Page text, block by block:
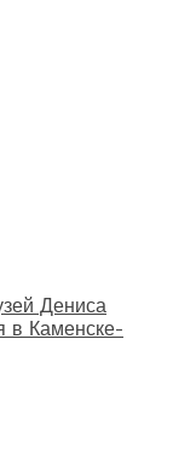
Дениса
в Каменске-